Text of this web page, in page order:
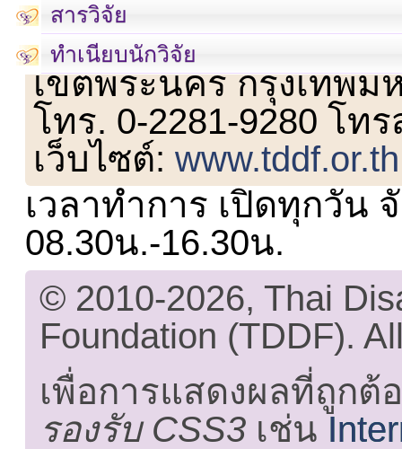
สารวิจัย
ทำเนียบนักวิจัย
เลขที่ 23 ชั้น 2 ถนนวิ
เขตพระนคร กรุงเทพม
โทร. 0-2281-9280 โท
เว็บไซต์:www.tddf.or.th
เวลาทำการ เปิดทุกวัน
08.30น.-16.30น.
© 2010-2026, Thai
Foundation (TDDF).
เพื่อการแสดงผลที่ถูกต้
รองรับ CSS3 เช่น